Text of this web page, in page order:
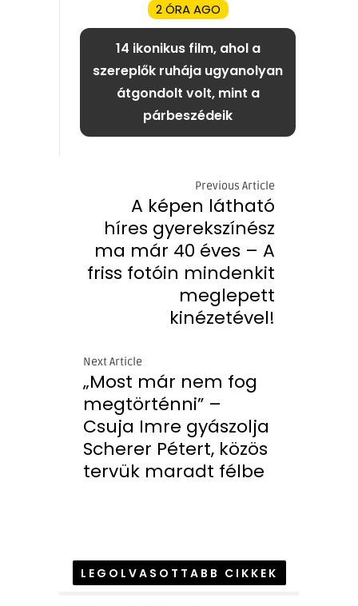
2 ÓRA AGO
14 ikonikus film, ahol a
szereplők ruhája ugyanolyan
átgondolt volt, mint a
párbeszédeik
Previous Article
A képen látható
híres gyerekszínész
ma már 40 éves – A
friss fotóin mindenkit
meglepett
kinézetével!
Next Article
„Most már nem fog
megtörténni” –
Csuja Imre gyászolja
Scherer Pétert, közös
tervük maradt félbe
LEGOLVASOTTABB CIKKEK